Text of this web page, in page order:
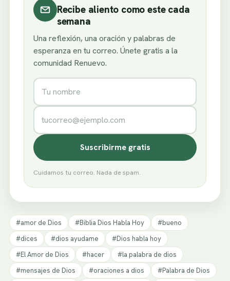
Recibe aliento como este cada
semana
Una reflexión, una oración y palabras de
esperanza en tu correo. Únete gratis a la
comunidad Renuevo.
Nombre
Correo electrónico
Suscribirme gratis
Cuidamos tu correo. Nada de spam.
#amor de Dios #Biblia Dios Habla Hoy
#bueno
#dices
#dios ayudame
#Dios habla hoy
#El Amor de Dios
#hacer
#la palabra de dios
#mensajes de Dios
#oraciones a dios
#Palabra de Dios